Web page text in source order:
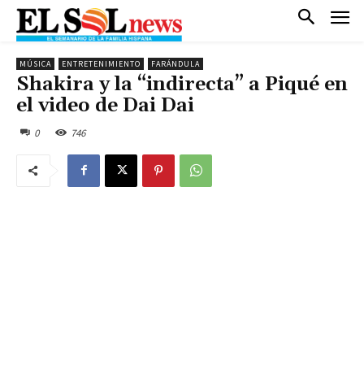
MÚSICA ENTRETENIMIENTO FARÁNDULA
Shakira y la “indirecta” a Piqué en
el video de Dai Dai
0 746